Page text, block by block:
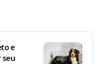
e
seu